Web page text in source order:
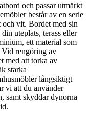
och passar utmärkt
består av en serie
vit. Bordet med sin
uteplats, terass eller
ett material som
Vid rengöring av
med att torka av
starka
långsiktigt
vi att du använder
samt skyddar dynorna